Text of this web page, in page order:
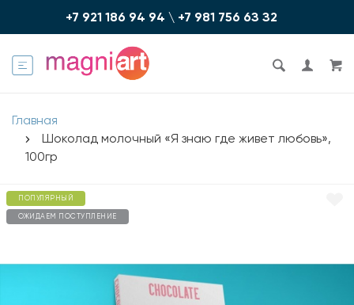
+7 921 186 94 94 \ +7 981 756 6З З2
Главная
Шоколад молочный «Я знаю где живет любовь»,
100гр
ПОПУЛЯРНЫЙ
ОЖИДАЕМ ПОСТУПЛЕНИЕ